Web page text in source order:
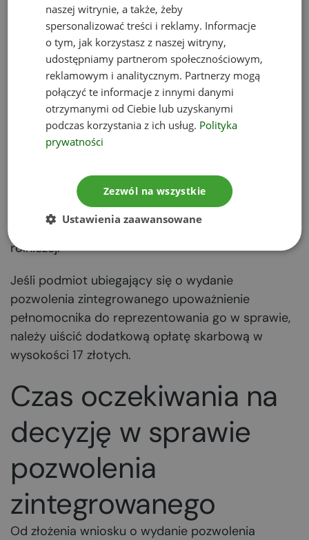
zintegrowanego –
opłata rejestracyjna
Opłata rejestracyjna związana z uzyskaniem
pozwolenia zintegrowanego zależy od rodzaju
instalacji, ale nie może przekroczyć 12 tysięcy
Opłata skarbowa jest stała i wynosi 2011 złotych
w przypadku działalności gospodarczej oraz 506
złotych, jeśli dotyczy małych firm lub działalności
rolniczej.
Jeśli podmiot ubiegający się o wydanie
pozwolenia zintegrowanego upoważnienie
pełnomocnika do reprezentowania go w sprawie,
należy uiścić dodatkową opłatę skarbową w
wysokości 17 złotych.
Czas oczekiwania na
decyzję w sprawie
pozwolenia
zintegrowanego
Od złożenia wniosku o wydanie pozwolenia
naszej witrynie, a także, żeby
spersonalizować treści i reklamy. Informacje
o tym, jak korzystasz z naszej witryny,
udostępniamy partnerom społecznościowym,
reklamowym i analitycznym. Partnerzy mogą
połączyć te informacje z innymi danymi
otrzymanymi od Ciebie lub uzyskanymi
podczas korzystania z ich usług. Polityka
prywatności
Zezwól na wszystkie
Ustawienia zaawansowane